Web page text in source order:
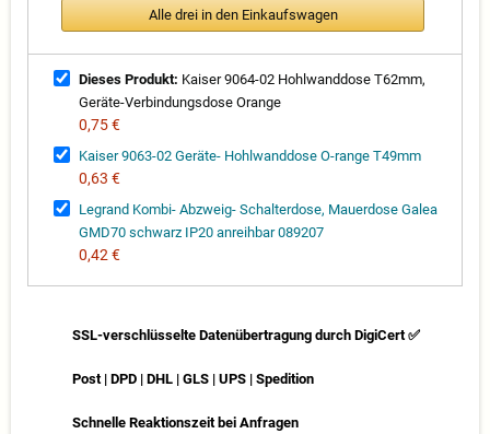
Alle drei in den Einkaufswagen
Dieses Produkt: Kaiser 9064-02 Hohlwanddose T62mm,
Geräte-Verbindungsdose Orange
0,75 €
Kaiser 9063-02 Geräte- Hohlwanddose O-range T49mm
0,63 €
Legrand Kombi- Abzweig- Schalterdose, Mauerdose Galea
GMD70 schwarz IP20 anreihbar 089207
0,42 €
SSL-verschlüsselte Datenübertragung durch DigiCert ✅
Post | DPD | DHL | GLS | UPS | Spedition
Schnelle Reaktionszeit bei Anfragen